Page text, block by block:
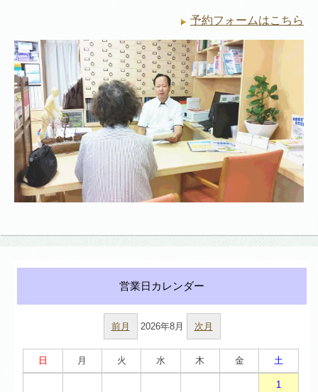
予約フォームはこちら
前月 2026年8月 次月
日 月 火 水 木 金 土
1